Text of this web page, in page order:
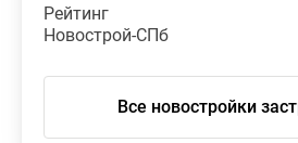
Рейтинг
Новострой-СПб
Все новостройки